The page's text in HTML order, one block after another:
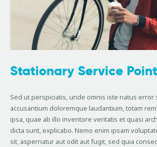
Stationary Service
Sed ut perspiciatis, unde omnis iste natus error
accusantium doloremque laudantium, totam
ipsa, quae ab illo inventore veritatis et quasi
dicta sunt, explicabo. Nemo enim ipsam
sit, aspernatur aut odit aut fugit, sed quia